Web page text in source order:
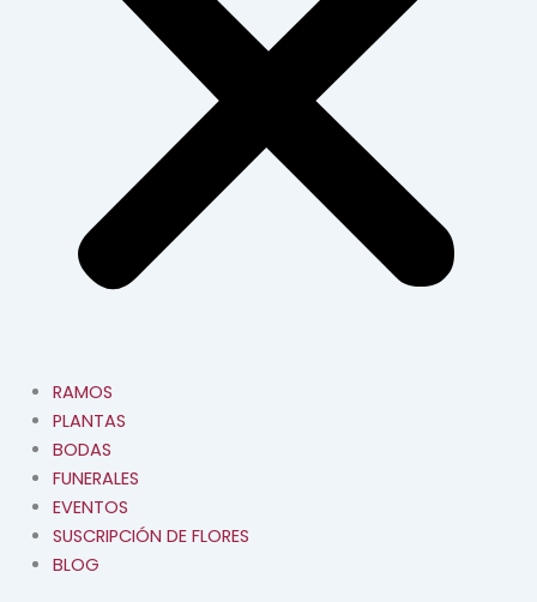
RAMOS
PLANTAS
BODAS
FUNERALES
EVENTOS
SUSCRIPCIÓN DE FLORES
BLOG